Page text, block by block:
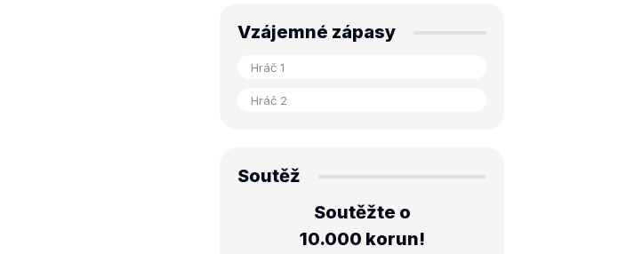
Vzájemné zápasy
Soutěž
Soutěžte o
10.000 korun!